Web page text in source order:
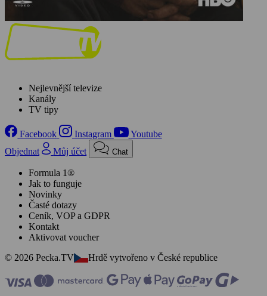
Nejlevnější televize
Kanály
TV tipy
Facebook Instagram
Youtube
Objednat
Můj účet Chat
Formula 1®
Jak to funguje
Novinky
Časté dotazy
Ceník, VOP a GDPR
Kontakt
Aktivovat voucher
© 2026 Pecka.TV
Hrdě vytvořeno v České republice